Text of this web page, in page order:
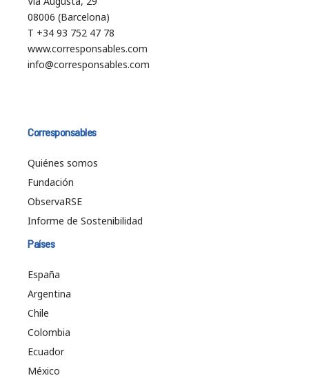
08006 (Barcelona)
T +34 93 752 47 78
www.corresponsables.com
info@corresponsables.com
Corresponsables
Quiénes somos
Fundación
ObservaRSE
Informe de Sostenibilidad
Países
España
Argentina
Chile
Colombia
Ecuador
México